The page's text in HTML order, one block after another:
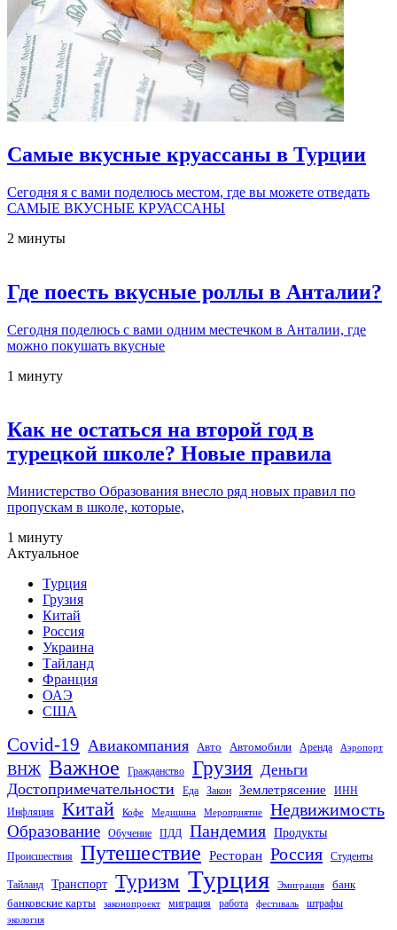
Самые вкусные круассаны в Турции
Сегодня я с вами поделюсь местом, где вы можете отведать
САМЫЕ ВКУСНЫЕ КРУАССАНЫ
2 минуты
Где поесть вкусные роллы в Анталии?
Сегодня поделюсь с вами одним местечком в Анталии, где
можно покушать вкусные
1 минуту
Как не остаться на второй год в
турецкой школе? Новые правила
Министерство Образования внесло ряд новых правил по
пропускам в школе, которые,
1 минуту
Актуальное
Турция
Грузия
Китай
Россия
Украина
Тайланд
Франция
ОАЭ
США
Covid-19 Авиакомпания Авто Автомобили Аренда Аэропорт
ВНЖ Важное Гражданство Грузия Деньги
Достопримечательности
Еда Закон Землетрясение
ИНН
Инфляция
Китай Кофе Медицина Мероприятие Недвижимость
Образование Обучение ПДД Пандемия Продукты
Происшествия Путешествие Ресторан Россия Студенты
Тайланд Транспорт Туризм Турция Эмиграция
банк
банковские карты
законопроект миграция работа фестиваль штрафы
экология